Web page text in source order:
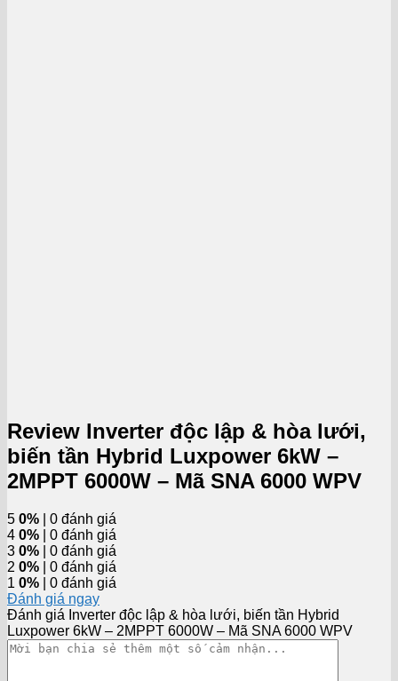
Review Inverter độc lập & hòa lưới,
biến tần Hybrid Luxpower 6kW –
2MPPT 6000W – Mã SNA 6000 WPV
5 0% | 0 đánh giá
4 0% | 0 đánh giá
3 0% | 0 đánh giá
2 0% | 0 đánh giá
1 0% | 0 đánh giá
Đánh giá ngay
Đánh giá Inverter độc lập & hòa lưới, biến tần Hybrid
Luxpower 6kW – 2MPPT 6000W – Mã SNA 6000 WPV